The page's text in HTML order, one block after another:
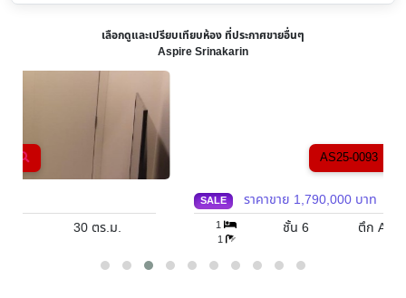
เลือกดูและเปรียบเทียบห้อง ที่ประกาศขายอื่นๆ
Aspire Srinakarin
AS25-0093
1,790,000บาท
ตึก A 28ตร.ม.